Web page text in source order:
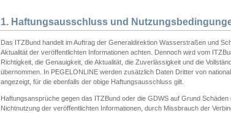
1. Haftungsausschluss und
Das ITZBund handelt im Auftrag der Generaldirektion Wasserstraßen und
Aktualität der veröffentlichten Informationen achten. Dennoch wird vom
Richtigkeit, die Genauigkeit, die Aktualität, die Zuverlässigkeit und die
übernommen. In PEGELONLINE werden zusätzlich Daten Dritter von
angezeigt, für die ebenfalls der obige Haftungsausschluss gilt.
Haftungsansprüche gegen das ITZBund oder die GDWS auf Grund
Nichtnutzung der veröffentlichten Informationen, durch Missbrauch der